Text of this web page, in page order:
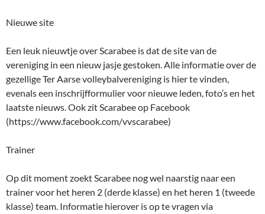
Nieuwe site
Een leuk nieuwtje over Scarabee is dat de site van de
vereniging in een nieuw jasje gestoken. Alle informatie over de
gezellige Ter Aarse volleybalvereniging is hier te vinden,
evenals een inschrijfformulier voor nieuwe leden, foto’s en het
laatste nieuws. Ook zit Scarabee op Facebook
(https://www.facebook.com/vvscarabee)
Trainer
Op dit moment zoekt Scarabee nog wel naarstig naar een
trainer voor het heren 2 (derde klasse) en het heren 1 (tweede
klasse) team. Informatie hierover is op te vragen via